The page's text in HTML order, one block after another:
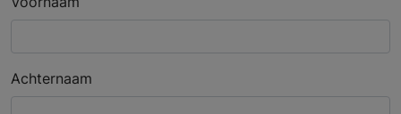
Achternaam